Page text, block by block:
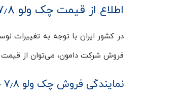
اطلاع از قیمت چک ولو ۷٫۸ جوشی
در کشور ایران با توجه به تغییرات
فروش شرکت دامون، می‌توان از قیمت
نمایندگی فروش چک ولو ۷٫۸ جوشی سری NRV19s در ایران